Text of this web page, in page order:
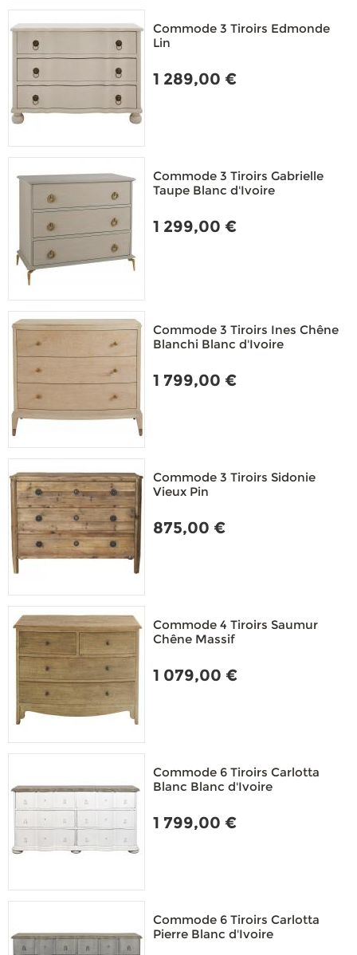
Commode 3 Tiroirs Edmonde
Lin
1 289,00 €
Commode 3 Tiroirs Gabrielle
Taupe Blanc d'Ivoire
1 299,00 €
Commode 3 Tiroirs Ines Chêne
Blanchi Blanc d'Ivoire
1 799,00 €
Commode 3 Tiroirs Sidonie
Vieux Pin
875,00 €
Commode 4 Tiroirs Saumur
Chêne Massif
1 079,00 €
Commode 6 Tiroirs Carlotta
Blanc Blanc d'Ivoire
1 799,00 €
Commode 6 Tiroirs Carlotta
Pierre Blanc d'Ivoire